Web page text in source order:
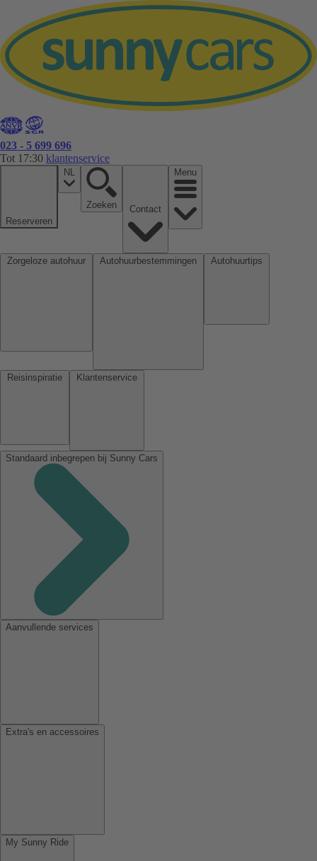
023 - 5 699 696
Tot 17:30 klantenservice
Reserveren
NL
Zoeken
Menu
Standaard inbegrepen bij Sunny Cars
Aanvullende services
Extra's en accessoires
My Sunny Ride